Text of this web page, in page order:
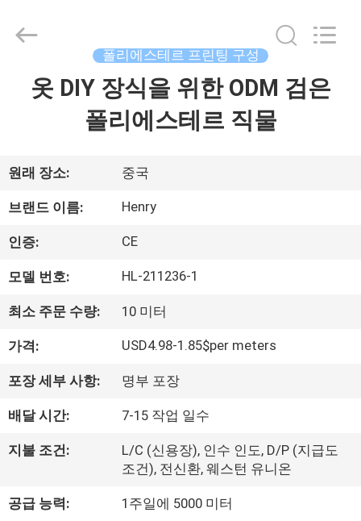
품
우
리
하
여
공
여
2026
Guangzhou
폴리에스테르 프린팅 구성
옷 DIY 장식을 위한 ODM 검은
폴리에스테르 직물
원래 장소: 중국
브랜드 이름: Henry
인증: CE
모델 번호: HL-211236-1
최소 주문 수량: 10 미터
가격: USD4.98-1.85$per meters
포장 세부 사항: 명부 포장
배달 시간: 7-15 작업 일수
지불 조건:
L/C (신용장), 인수 인도, D/P (지급도
조건), 전신환, 웨스턴 유니온
공급 능력: 1주일에 5000 미터